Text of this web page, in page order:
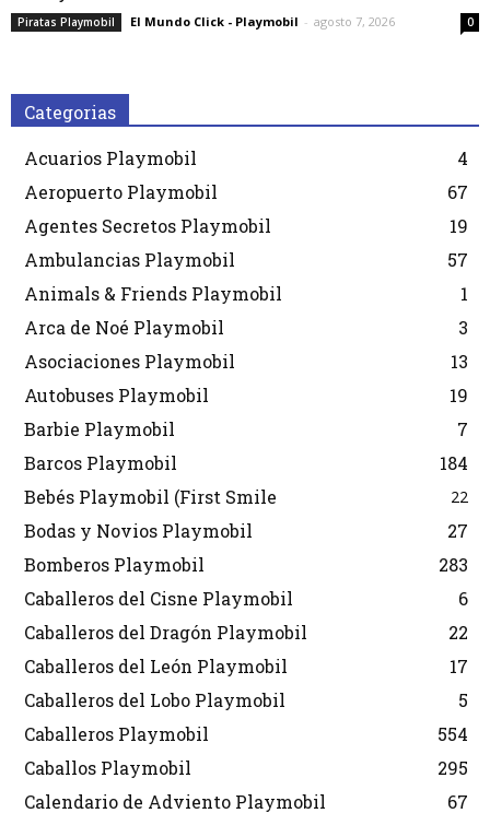
Piratas Playmobil El Mundo Click - Playmobil - agosto 7, 2026 0
Categorias
Acuarios Playmobil
4
Aeropuerto Playmobil
67
Agentes Secretos Playmobil
19
Ambulancias Playmobil
57
Animals & Friends Playmobil
1
Arca de Noé Playmobil
3
Asociaciones Playmobil
13
Autobuses Playmobil
19
Barbie Playmobil
7
Barcos Playmobil
184
Bebés Playmobil (First Smile
22
Bodas y Novios Playmobil
27
Bomberos Playmobil
283
Caballeros del Cisne Playmobil
6
Caballeros del Dragón Playmobil
22
Caballeros del León Playmobil
17
Caballeros del Lobo Playmobil
5
Caballeros Playmobil
554
Caballos Playmobil
295
Calendario de Adviento Playmobil
67